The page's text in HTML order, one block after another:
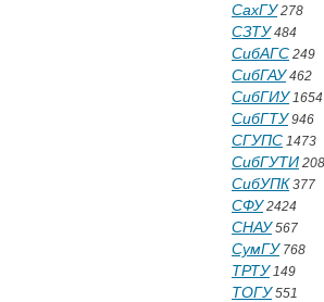
СахГУ278
СЗТУ484
СибАГС 249
СибГАУ462
СибГИУ1654
СибГТУ946
СГУПС 1473
СибГУТИ
СибУПК 377
СФУ2424
СНАУ567
СумГУ768
ТРТУ149
ТОГУ551